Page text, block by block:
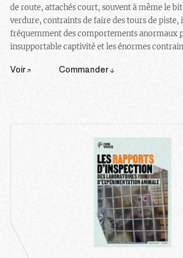
de route, attachés court, souvent à même le
verdure, contraints de faire des tours de piste,
fréquemment des comportements anormaux
insupportable captivité et les énormes
Voir Commander